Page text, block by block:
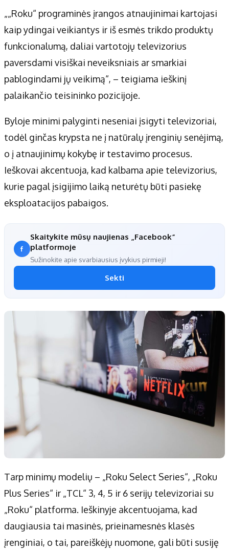
„„Roku“ programinės įrangos atnaujinimai kartojasi
kaip ydingai veikiantys ir iš esmės trikdo produktų
funkcionalumą, daliai vartotojų televizorius
paversdami visiškai neveiksniais ar smarkiai
pablogindami jų veikimą“, – teigiama ieškinį
palaikančio teisininko pozicijoje.
Byloje minimi palyginti neseniai įsigyti televizoriai,
todėl ginčas krypsta ne į natūralų įrenginių senėjimą,
o į atnaujinimų kokybę ir testavimo procesus.
Ieškovai akcentuoja, kad kalbama apie televizorius,
kurie pagal įsigijimo laiką neturėtų būti pasiekę
eksploatacijos pabaigos.
Skaitykite mūsų naujienas „Facebook“
platformoje
Sužinokite apie svarbiausius įvykius pirmieji!
Sekti
Tarp minimų modelių – „Roku Select Series“, „Roku
Plus Series“ ir „TCL“ 3, 4, 5 ir 6 serijų televizoriai su
„Roku“ platforma. Ieškinyje akcentuojama, kad
daugiausia tai masinės, prieinamesnės klasės
įrenginiai, o tai, pareiškėjų nuomone, gali būti susiję